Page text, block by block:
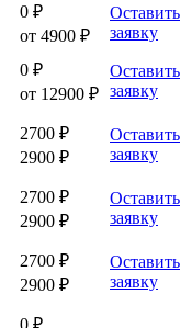
0 ₽
от 4900 ₽
Оставить
заявку
0 ₽
от 12900 ₽
Оставить
заявку
2700 ₽
2900 ₽
Оставить
заявку
2700 ₽
2900 ₽
Оставить
заявку
2700 ₽
2900 ₽
Оставить
заявку
0 ₽